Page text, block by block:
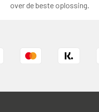
over de beste oplossing.